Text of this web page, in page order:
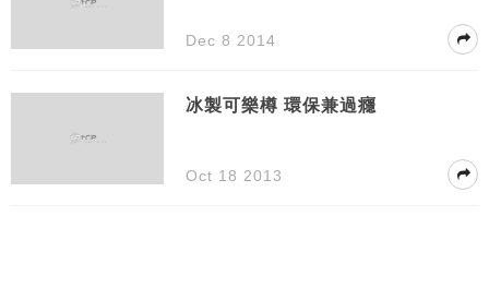
Dec 8 2014
冰製可樂樽 環保兼過癮
Oct 18 2013